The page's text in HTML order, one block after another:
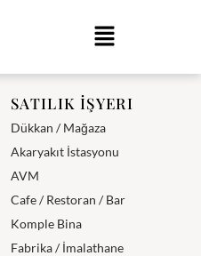
Ofisi
SATILIK İŞYERI
Dükkan / Mağaza
Akaryakıt İstasyonu
AVM
Cafe / Restoran / Bar
Komple Bina
Fabrika / İmalathane